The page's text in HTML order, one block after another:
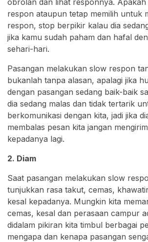
respon ataupun tetap memilih untuk
respon, stop berpikir kalau dia
jika kamu sudah paham dan hafal
sehari-hari.
Pasangan melakukan slow respon
bukanlah tanpa alasan, apalagi jika
dengan pasangan sedang baik-baik
dia sedang malas dan tidak tertarik
berkomunikasi dengan kita, jadi jika
membalas pesan kita jangan
kepadanya lagi.
2. Diam
Saat pasangan melakukan slow
tunjukkan rasa takut, cemas,
kesal kepadanya. Mungkin kita
cemas, kesal dan perasaan campur
didalam pikiran kita timbul berbagai
mengapa dan kenapa pasangan